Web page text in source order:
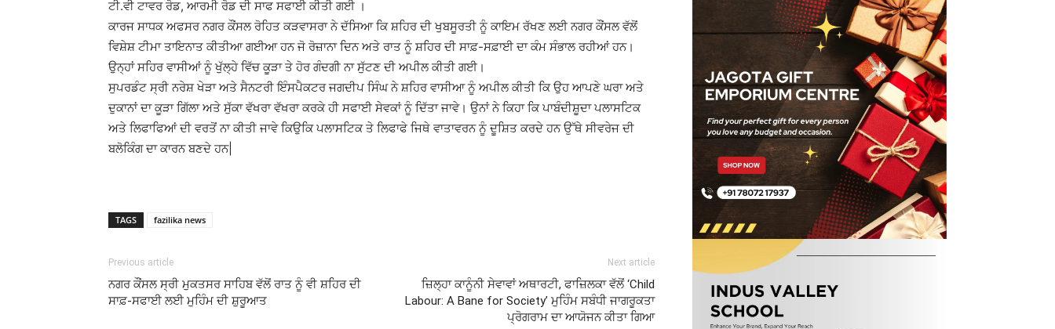
ਟੀ.ਵੀ ਟਾਵਰ ਰੋਡ, ਆਰਮੀ ਰੋਡ ਦੀ ਸਾਫ ਸਫਾਈ ਕੀਤੀ ਗਈ ।
ਕਾਰਜ ਸਾਧਕ ਅਫਸਰ ਨਗਰ ਕੌਂਸਲ ਰੋਹਿਤ ਕੜਵਾਸਰਾ ਨੇ ਦੱਸਿਆ ਕਿ ਸ਼ਹਿਰ ਦੀ ਖੁਬਸੂਰਤੀ ਨੂੰ ਕਾਇਮ ਰੱਖਣ ਲਈ ਨਗਰ ਕੌਂਸਲ ਵੱਲੋਂ
ਵਿਸ਼ੇਸ਼ ਟੀਮਾ ਤਾਇਨਾਤ ਕੀਤੀਆ ਗਈਆ ਹਨ ਜੋ ਰੋਜ਼ਾਨਾ ਦਿਨ ਅਤੇ ਰਾਤ ਨੂੰ ਸ਼ਹਿਰ ਦੀ ਸਾਫ਼-ਸਫ਼ਾਈ ਦਾ ਕੰਮ ਸੰਭਾਲ ਰਹੀਆਂ ਹਨ।
ਉਨ੍ਹਾਂ ਸਹਿਰ ਵਾਸੀਆਂ ਨੂੰ ਖੁੱਲ੍ਹੇ ਵਿੱਚ ਕੂੜਾ ਤੇ ਹੋਰ ਗੰਦਗੀ ਨਾ ਸੁੱਟਣ ਦੀ ਅਪੀਲ ਕੀਤੀ ਗਈ।
ਸੁਪਰਡੰਟ ਸ੍ਰੀ ਨਰੇਸ਼ ਖੇੜਾ ਅਤੇ ਸੈਨਟਰੀ ਇੰਸਪੈਕਟਰ ਜਗਦੀਪ ਸਿੰਘ ਨੇ ਸ਼ਹਿਰ ਵਾਸੀਆ ਨੂੰ ਅਪੀਲ ਕੀਤੀ ਕਿ ਉਹ ਆਪਣੇ ਘਰਾ ਅਤੇ
ਦੁਕਾਨਾਂ ਦਾ ਕੂੜਾ ਗਿੱਲਾ ਅਤੇ ਸੁੱਕਾ ਵੱਖਰਾ ਵੱਖਰਾ ਕਰਕੇ ਹੀ ਸਫਾਈ ਸੇਵਕਾਂ ਨੂੰ ਦਿੱਤਾ ਜਾਵੇ। ਉਨਾਂ ਨੇ ਕਿਹਾ ਕਿ ਪਾਬੰਦੀਸ਼ੂਦਾ ਪਲਾਸਟਿਕ
ਅਤੇ ਲਿਫਾਫਿਆਂ ਦੀ ਵਰਤੋਂ ਨਾ ਕੀਤੀ ਜਾਵੇ ਕਿਉਕਿ ਪਲਾਸਟਿਕ ਤੇ ਲਿਫਾਫੇ ਜਿਥੇ ਵਾਤਾਵਰਨ ਨੂੰ ਦੂਸ਼ਿਤ ਕਰਦੇ ਹਨ ਉੱਥੇ ਸੀਵਰੇਜ ਦੀ
ਬਲੋਕਿੰਗ ਦਾ ਕਾਰਨ ਬਣਦੇ ਹਨ|
TAGS fazilika news
Previous article
ਨਗਰ ਕੌਂਸਲ ਸ੍ਰੀ ਮੁਕਤਸਰ ਸਾਹਿਬ ਵੱਲੋਂ ਰਾਤ ਨੂੰ ਵੀ ਸ਼ਹਿਰ ਦੀ
ਸਾਫ਼-ਸਫਾਈ ਲਈ ਮੁਹਿੰਮ ਦੀ ਸ਼ੁਰੂਆਤ
Next article
ਜ਼ਿਲ੍ਹਾ ਕਾਨੂੰਨੀ ਸੇਵਾਵਾਂ ਅਥਾਰਟੀ, ਫਾਜ਼ਿਲਕਾ ਵੱਲੋਂ ‘Child
Labour: A Bane for Society’ ਮੁਹਿੰਮ ਸਬੰਧੀ ਜਾਗਰੂਕਤਾ
ਪ੍ਰੋਗਰਾਮ ਦਾ ਆਯੋਜਨ ਕੀਤਾ ਗਿਆ